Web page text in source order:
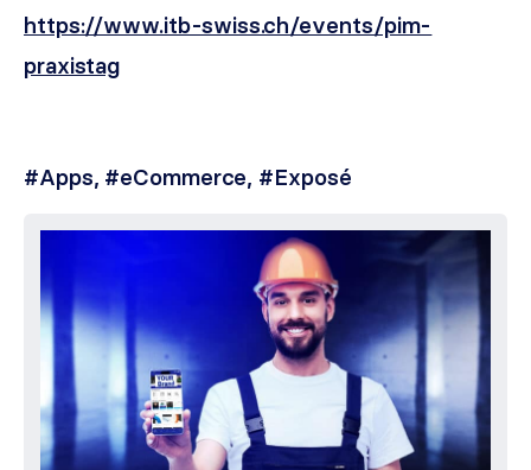
https://www.itb-swiss.ch/events/pim-
praxistag
#Apps, #eCommerce, #Exposé